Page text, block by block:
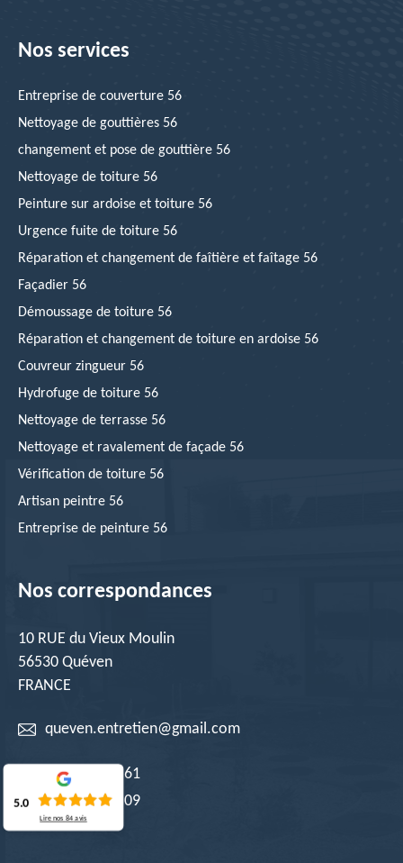
Nos services
Entreprise de couverture 56
Nettoyage de gouttières 56
changement et pose de gouttière 56
Nettoyage de toiture 56
Peinture sur ardoise et toiture 56
Urgence fuite de toiture 56
Réparation et changement de faîtière et faîtage 56
Façadier 56
Démoussage de toiture 56
Réparation et changement de toiture en ardoise 56
Couvreur zingueur 56
Hydrofuge de toiture 56
Nettoyage de terrasse 56
Nettoyage et ravalement de façade 56
Vérification de toiture 56
Artisan peintre 56
Entreprise de peinture 56
Nos correspondances
10 RUE du Vieux Moulin
56530 Quéven
FRANCE
queven.entretien@gmail.com
02 52 56 17 61
06 19 08 29 09
5.0
Lire nos84 avis